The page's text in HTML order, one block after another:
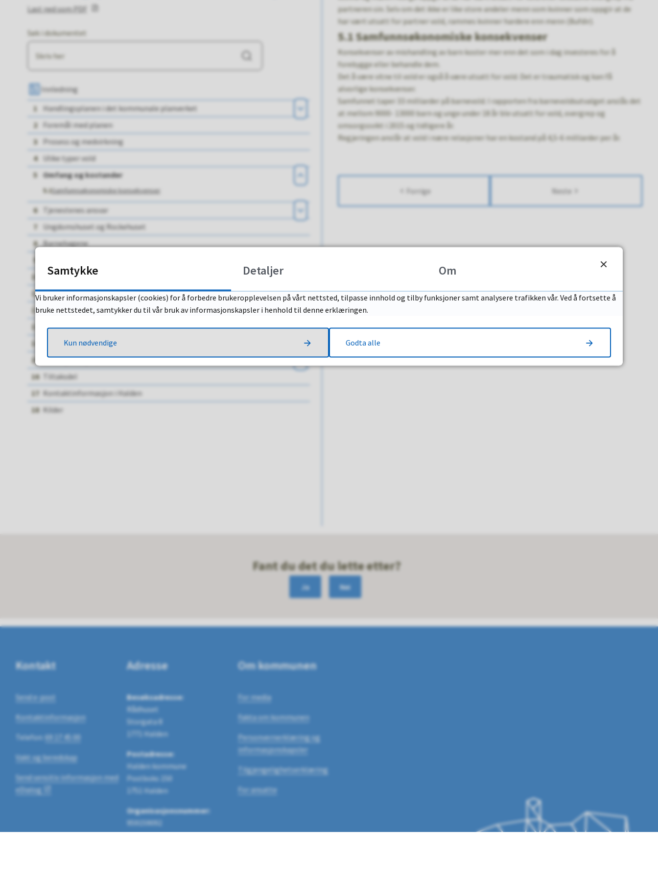
Last ned som PDF
Søk i dokumentet
Søk
Innledning
1
Handlingsplanen i det kommunale planverket
Åpne
2
Foremål med planen
3
Prosess og medvirkning
4
Ulike typer vold
5 Omfang og kostander
Lukk
5.1Samfunnsøkonomiske konsekvenser
6 Tjenestenes ansvar
Åpne
7
Ungdomshuset og Rockehuset
8 Barnehagene
9
10
Halden kommunale kompetansesenter
11 Krisesenteret
Åpne
12 NAV
13
Frivilligsentralen
14
Fastleger/legevakt og tannleger
Åpne
15 Vold og overgrep mot risikoutsatte voksne
Åpne
16
Tiltaksdel
17 Kontaktinformasjon i Halden
18 Kilder
partneren sin. Selv om det ikke er like store andeler menn som kvinner som oppgir at de
har vært utsatt for partner vold, rammes kvinner hardere enn menn (Bufdir).
5.1 Samfunnsøkonomiske konsekvenser
Konsekvenser av mishandling av barn koster mer enn det som i dag investeres for å
forebygge eller behandle dem.
Det å være vitne til vold er også å være utsatt for vold. Det er traumatisk og kan få
alvorlige konsekvenser.
Samfunnet taper 33 milliarder på barnevold. I rapporten fra barnevoldsutvalget anslås det
at mellom 9000- 13000 barn og unge under 18 år ble utsatt for vold, overgrep og
omsorgssvikt i 2015 og tidligere år.
Regjeringen anslår at vold i nære relasjoner har en kostand på 4,5-6 milliarder per år.
Forrige Neste
Fant du det du lette etter?
Ja Nei
Kontakt
Send e-post
Kontaktinformasjon
Telefon: 69 17 45 00
Vakt og beredskap
Send sensitiv informasjon med
eDialog
Adresse
Besøksadresse:
Rådhuset
Storgata 8
1771 Halden
Postadresse:
Halden kommune
Postboks 150
1751 Halden
Organisasjonsnummer:
959159092
Om kommunen
For media
Fakta om kommunen
Personvernerklæring og
informasjonskapsler
Tilgjengelighetserklæring
For ansatte
Samtykke Detaljer Om
Vi bruker informasjonskapsler (cookies) for å forbedre brukeropplevelsen på vårt nettsted, tilpasse innhold og tilby funksjoner samt analysere trafikken vår. Ved å fortsette å
bruke nettstedet, samtykker du til vår bruk av informasjonskapsler i henhold til denne erklæringen.
Kun nødvendige Godta alle